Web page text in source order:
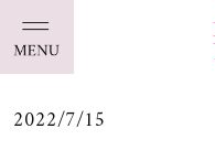
2022/7/15